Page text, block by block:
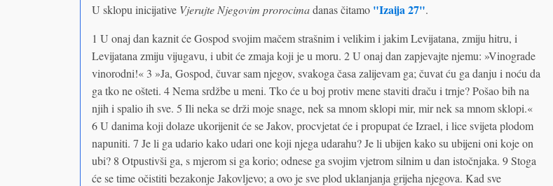
U sklopu inicijative Vjerujte Njegovim prorocimadanas čitamo "Izaija 27".
1 U onaj dan kaznit će Gospod svojim mačem strašnim i velikim i jakim Levijatana, zmiju hitru, i
Levijatana zmiju vijugavu, i ubit će zmaja koji je u moru. 2 U onaj dan zapjevajte njemu: »Vinograde
vinorodni!« 3 »Ja, Gospod, čuvar sam njegov, svakoga časa zalijevam ga; čuvat ću ga danju i noću da
ga tko ne ošteti. 4 Nema srdžbe u meni. Tko će u boj protiv mene staviti draču i trnje? Pošao bih na
njih i spalio ih sve. 5 Ili neka se drži moje snage, nek sa mnom sklopi mir, mir nek sa mnom sklopi.«
6 U danima koji dolaze ukorijenit će se Jakov, procvjetat će i propupat će Izrael, i lice svijeta plodom
napuniti. 7 Je li ga udario kako udari one koji njega udarahu? Je li ubijen kako su ubijeni oni koje on
ubi? 8 Otpustivši ga, s mjerom si ga korio; odnese ga svojim vjetrom silnim u dan istočnjaka. 9 Stoga
će se time očistiti bezakonje Jakovljevo; a ovo je sve plod uklanjanja grijeha njegova. Kad sve